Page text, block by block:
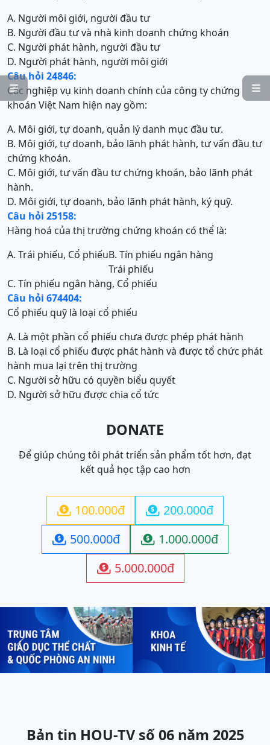


A. Người môi giới, người đầu tư
B. Người đầu tư và nhà kinh doanh chứng khoán
C. Người phát hành, người đầu tư
D. Người phát hành, người môi giới
Câu hỏi 24846:
Các nghiệp vụ kinh doanh chính của công ty chứng
khoán Việt Nam hiện nay gồm:
A. Môi giới, tự doanh, quản lý danh mục đầu tư.
B. Môi giới, tự doanh, bảo lãnh phát hành, tư vấn đầu tư
chứng khoán.
C. Môi giới, tư vấn đầu tư chứng khoán, bảo lãnh phát
hành.
D. Môi giới, tự doanh, bảo lãnh phát hành, ký quỹ.
Câu hỏi 25158:
Hàng hoá của thị trường chứng khoán có thể là:
A. Trái phiếu, Cổ phiếuB. Tín phiếu ngân hàng
Trái phiếu
C. Tín phiếu ngân hàng, Cổ phiếu
Câu hỏi 674404:
Cổ phiếu quỹ là loại cổ phiếu
A. Là một phần cổ phiếu chưa được phép phát hành
B. Là loại cổ phiếu được phát hành và được tổ chức phát
hành mua lại trên thị trường
C. Người sở hữu có quyền biểu quyết
D. Người sở hữu được chia cổ tức
DONATE
Để giúp chúng tôi phát triển sản phẩm tốt hơn, đạt
kết quả học tập cao hơn
 100.000đ  200.000đ
 500.000đ  1.000.000đ
 5.000.000đ
Previous Next
Bản tin HOU-TV số 06 năm 2025